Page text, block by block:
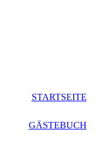
STARTSEITE
GÄSTEBUCH